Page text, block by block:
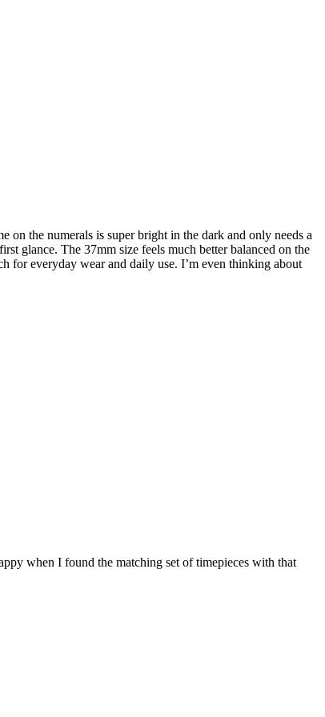
the numerals is super bright in the dark and only needs a
glance. The 37mm size feels much better balanced on the
for everyday wear and daily use. I’m even thinking about
when I found the matching set of timepieces with that